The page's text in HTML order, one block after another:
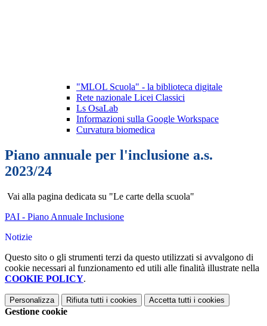
"MLOL Scuola" - la biblioteca digitale
Rete nazionale Licei Classici
Ls OsaLab
Informazioni sulla Google Workspace
Curvatura biomedica
Piano annuale per l'inclusione a.s.
2023/24
Vai alla pagina dedicata su "Le carte della scuola"
PAI - Piano Annuale Inclusione
Notizie
Questo sito o gli strumenti terzi da questo utilizzati si avvalgono di
cookie necessari al funzionamento ed utili alle finalità illustrate nella
COOKIE POLICY.
Personalizza Rifiuta tutti i cookies Accetta tutti i cookies
Gestione cookie